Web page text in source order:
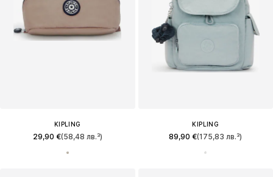
KIPLING
29,90 €(58,48 лв.³)
KIPLING
89,90 €(175,83 лв.³)